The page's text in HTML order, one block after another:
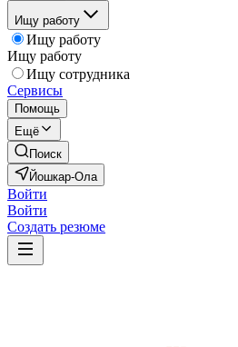
Ищу работу
Ищу работу
Ищу работу
Ищу сотрудника
Сервисы
Помощь
Ещё
Поиск
Йошкар-Ола
Войти
Войти
Создать резюме